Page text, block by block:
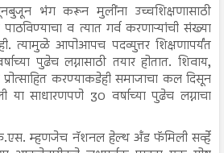
भंग करून मुलींना उच्चशिक्षणासाठी
पाठविण्याचा व त्यात गर्व करणाऱ्यांची संख्या
त्यामुळे आपोआपच पदव्युत्तर शिक्षणापर्यंत
पुढेच लग्नासाठी तयार होतात. शिवाय,
करण्याकडेही समाजाचा कल दिसून
साधारणपणे 30 वर्षाच्या पुढेच लग्नाचा
म्हणजेच नॅशनल हेल्थ अँड फॅमिली सर्व्हे